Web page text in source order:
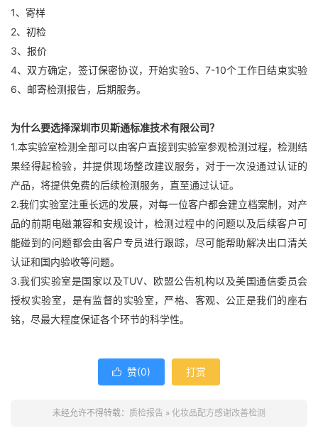
1、寄样
2、初检
3、报价
4、双方确定，签订保密协议，开始实验5、7-10个工作日结束实验
6、邮寄检测报告，后期服务。
为什么要选择深圳市贝斯通标准技术有限公司？
1.本实验室检测全部可以由客户直接到实验室参观检测过程，检测结
果经得起检验，并提供现场整改建议服务，对于一次没通过认证的
产品，将提供免费的后续检测服务，直至通过认证。
2.我们实验室注重长远的发展，对每一位客户都会建立档案制，对产
品的前期电磁兼容和安规设计，检测过程中的问题以及后续客户可
能碰到的问题都会由客户专员进行跟踪，尽可能帮助解决出口清关
认证和国内验收等问题。
3.我们实验室是国家以及TUV、欧盟公告机构以及美国通信委员会
授权实验室，是有监督的实验室，严格、客观、公正是我们的座右
铭，尽最大程度保证各个环节的科学性。
 赞(0) 打赏
未经允许不得转载： 质检报告 » 化妆品配方感谢改善检测